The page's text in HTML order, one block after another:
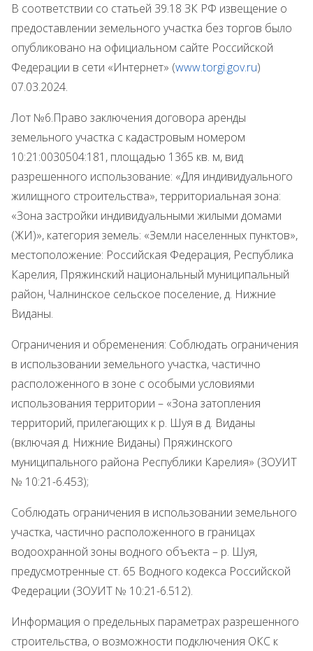
В соответствии со статьей 39.18 ЗК РФ извещение о
предоставлении земельного участка без торгов было
опубликовано на официальном сайте Российской
Федерации в сети «Интернет» (www.torgi.gov.ru)
07.03.2024.
Лот №6.Право заключения договора аренды
земельного участка с кадастровым номером
10:21:0030504:181, площадью 1365 кв. м, вид
разрешенного использование: «Для индивидуального
жилищного строительства», территориальная зона:
«Зона застройки индивидуальными жилыми домами
(ЖИ)», категория земель: «Земли населенных пунктов»,
местоположение: Российская Федерация, Республика
Карелия, Пряжинский национальный муниципальный
район, Чалнинское сельское поселение, д. Нижние
Виданы.
Ограничения и обременения: Соблюдать ограничения
в использовании земельного участка, частично
расположенного в зоне с особыми условиями
использования территории – «Зона затопления
территорий, прилегающих к р. Шуя в д. Виданы
(включая д. Нижние Виданы) Пряжинского
муниципального района Республики Карелия» (ЗОУИТ
№ 10:21-6.453);
Соблюдать ограничения в использовании земельного
участка, частично расположенного в границах
водоохранной зоны водного объекта – р. Шуя,
предусмотренные ст. 65 Водного кодекса Российской
Федерации (ЗОУИТ № 10:21-6.512).
Информация о предельных параметрах разрешенного
строительства, о возможности подключения ОКС к